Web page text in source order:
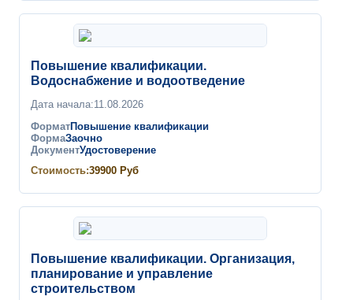
Повышение квалификации.
Водоснабжение и водоотведение
Дата начала:11.08.2026
ФорматПовышение квалификации
ФормаЗаочно
ДокументУдостоверение
Стоимость:39900 Руб
Повышение квалификации. Организация,
планирование и управление
строительством